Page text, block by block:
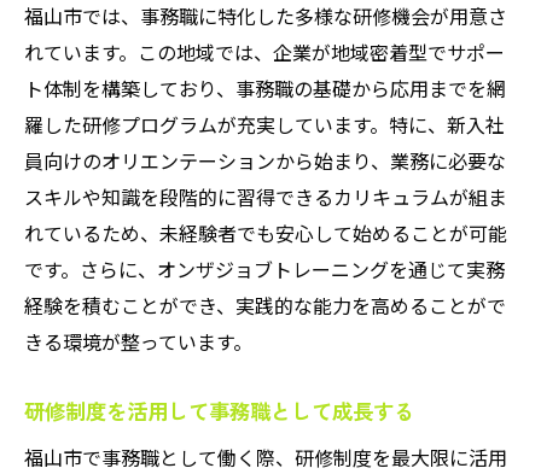
福山市では、事務職に特化した多様な研修機会が用意さ
れています。この地域では、企業が地域密着型でサポー
ト体制を構築しており、事務職の基礎から応用までを網
羅した研修プログラムが充実しています。特に、新入社
員向けのオリエンテーションから始まり、業務に必要な
スキルや知識を段階的に習得できるカリキュラムが組ま
れているため、未経験者でも安心して始めることが可能
です。さらに、オンザジョブトレーニングを通じて実務
経験を積むことができ、実践的な能力を高めることがで
きる環境が整っています。
研修制度を活用して事務職として成長する
福山市で事務職として働く際、研修制度を最大限に活用